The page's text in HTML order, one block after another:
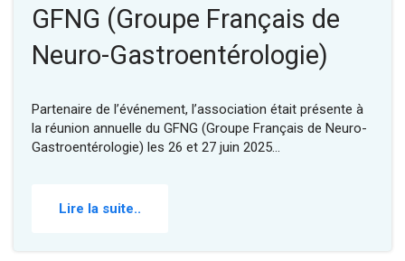
GFNG (Groupe Français de
Neuro-Gastroentérologie)
Partenaire de l’événement, l’association était présente à
la réunion annuelle du GFNG (Groupe Français de Neuro-
Gastroentérologie) les 26 et 27 juin 2025…
Lire la suite..